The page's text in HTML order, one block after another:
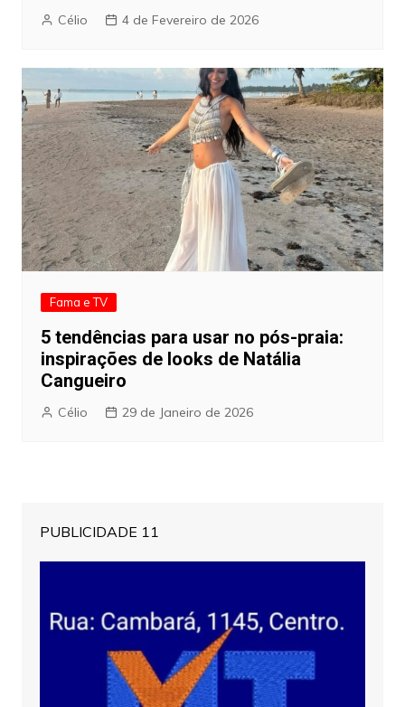
Célio 4 de Fevereiro de 2026
Fama e TV
5 tendências para usar no pós-praia:
inspirações de looks de Natália
Cangueiro
Célio 29 de Janeiro de 2026
PUBLICIDADE 11